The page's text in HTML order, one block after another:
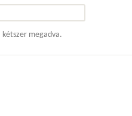
kétszer megadva.